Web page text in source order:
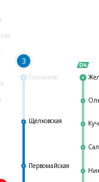
Гольяново
3
Первомайская
Щёлковская